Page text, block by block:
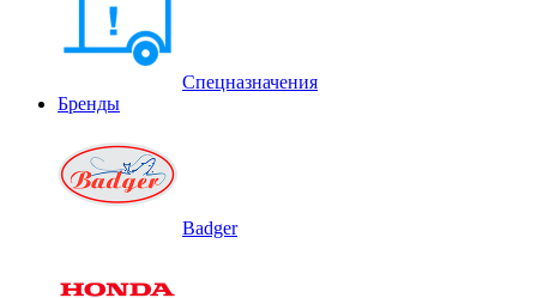
Спецназначения
Бренды
Badger